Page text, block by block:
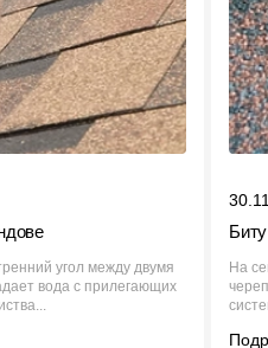
угол между двумя
вода с прилегающих
На